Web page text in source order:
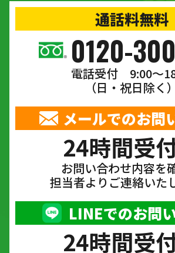
通話料無料
0120-
電話受付 9:00〜
（日・祝日除く）
メールでのお問
24時間受
お問い合わせ内容を
担当者よりご連絡いた
LINEでのお問
24時間受